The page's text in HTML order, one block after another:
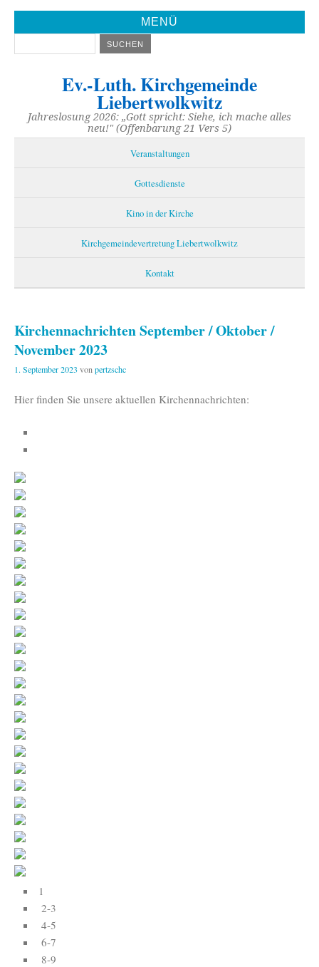
MENÜ
Ev.-Luth. Kirchgemeinde
Liebertwolkwitz
Jahreslosung 2026: „Gott spricht: Siehe, ich mache alles
neu!" (Offenbarung 21 Vers 5)
Veranstaltungen
Gottesdienste
Kino in der Kirche
Kirchgemeindevertretung Liebertwolkwitz
Kontakt
Kirchennachrichten September / Oktober /
November 2023
1. September 2023von pertzschc
Hier finden Sie unsere aktuellen Kirchennachrichten:
1
2-3
4-5
6-7
8-9